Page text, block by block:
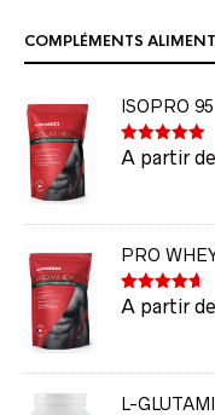
COMPLÉMENTS
ISOPRO 95
Note5.00
sur 5
A partir de
PRO
Note4.60
sur 5
A partir de
L-